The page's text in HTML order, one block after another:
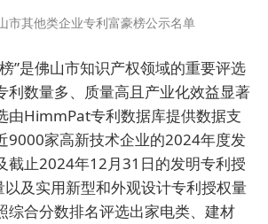
市其他类企业专利富豪榜公示名单
”是佛山市知识产权领域的重要评选
利数量多、质量高且产业化效益显著
由HimmPat专利数据库提供数据支
9000家高新技术企业的2024年度发
截止2024年12月31日的发明专利授
以及实用新型和外观设计专利授权量
综合分数排名评选出家电类、建材